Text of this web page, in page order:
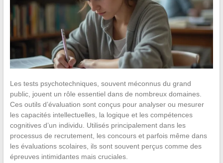
Les tests psychotechniques, souvent méconnus du grand
public, jouent un rôle essentiel dans de nombreux domaines.
Ces outils d’évaluation sont conçus pour analyser ou mesurer
les capacités intellectuelles, la logique et les compétences
cognitives d’un individu. Utilisés principalement dans les
processus de recrutement, les concours et parfois même dans
les évaluations scolaires, ils sont souvent perçus comme des
épreuves intimidantes mais cruciales.